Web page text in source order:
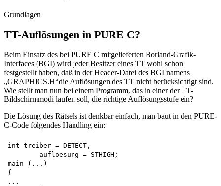
Grundlagen
TT-Auflösungen in PURE C?
Beim Einsatz des bei PURE C mitgelieferten Borland-Grafik-
Interfaces (BGI) wird jeder Besitzer eines TT wohl schon
festgestellt haben, daß in der Header-Datei des BGI namens
„GRAPHICS.H“die Auflösungen des TT nicht berücksichtigt sind.
Wie stellt man nun bei einem Programm, das in einer der TT-
Bildschirmmodi laufen soll, die richtige Auflösungsstufe ein?
Die Lösung des Rätsels ist denkbar einfach, man baut in den PURE-
C-Code folgendes Handling ein:
int treiber = DETECT,
main (...)
{
...